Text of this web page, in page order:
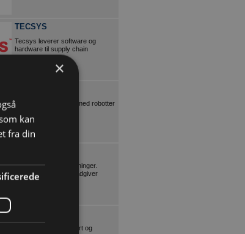
TECSYS
Tecsys leverer software og
hardware til supply chain
Lagerautomatisering med robotter
Effektive dør/port-løsninger.
Brancheekspert og rådgiver
Kurser: lager, transport og
×
kan
fra din